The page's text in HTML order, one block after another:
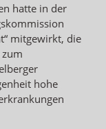
hatte in der
mitgewirkt, die
hohe